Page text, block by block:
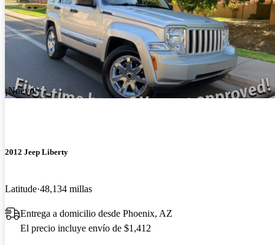
¡Nuevo!
2012 Jeep Liberty
Latitude 48,134 millas
Entrega a domicilio desde Phoenix, AZ
El precio incluye envío de $1,412